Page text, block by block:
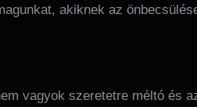
akiknek az
vagyok szeretetre méltó és